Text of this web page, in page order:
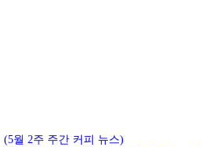
월 2주 주간 커피 뉴스)